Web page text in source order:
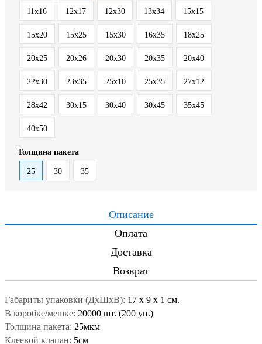
11x16 12x17 12x30 13x34 15x15
15x20 15x25 15x30 16x35 18x25
20x25 20x26 20x30 20x35 20x40
22x30 23x35 25x10 25x35 27x12
28x42 30x15 30x40 30x45 35x45
40x50
Толщина пакета
25 30 35
Описание
Оплата
Доставка
Возврат
Габариты упаковки (ДxШxВ): 17 x 9 x 1 см.
В коробке/мешке: 20000 шт. (200 уп.)
Толщина пакета: 25мкм
Клеевой клапан: 5см